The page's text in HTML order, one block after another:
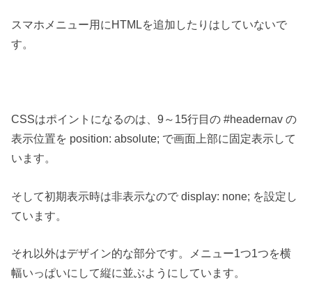
スマホメニュー用にHTMLを追加したりはしていないで
す。
CSSはポイントになるのは、9～15行目の #headernav の
表示位置を position: absolute; で画面上部に固定表示して
います。
そして初期表示時は非表示なのでdisplay: none; を設定し
ています。
それ以外はデザイン的な部分です。メニュー1つ1つを横
幅いっぱいにして縦に並ぶようにしています。